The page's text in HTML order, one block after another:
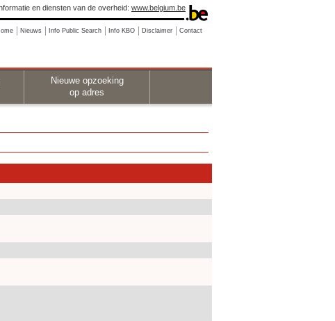
en diensten van de overheid: www.belgium.be
Nieuws Info Public Search Info KBO Disclaimer Contact
Nieuwe opzoeking
op adres